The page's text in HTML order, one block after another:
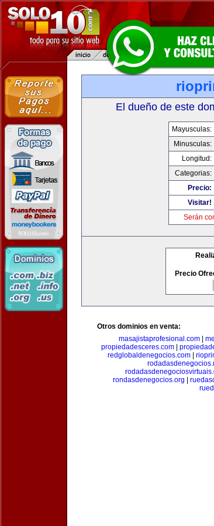
El dueño de este
Mayusculas:
Minusculas:
Longitud:
Categorias:
Precio:
Visitar!
Serán
Precio
Otros dominios en venta:
masajistaprofesional.com
propiedadesceres.com|
redglobaldenegocios.com
rondasdenegocios.org